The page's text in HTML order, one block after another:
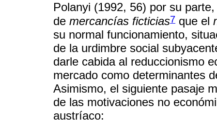
Polanyi (1992, 56) por su
de mercancías ficticias7 que el
su normal funcionamiento,
de la urdimbre social
darle cabida al reduccionismo
mercado como determinantes
Asimismo, el siguiente pasaje
de las motivaciones no
austríaco: